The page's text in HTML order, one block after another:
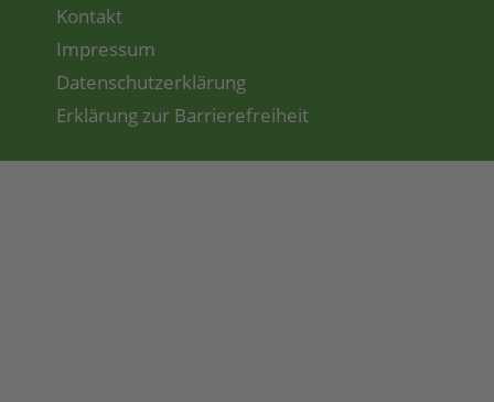
Kontakt
Impressum
Datenschutzerklärung
Erklärung zur Barrierefreiheit